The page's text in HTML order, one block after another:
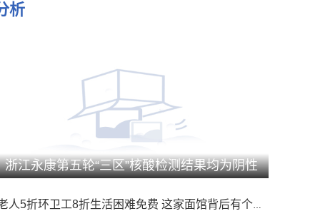
析
浙江永康第五轮“三区”核酸检测结果均为阴性
人5折环卫工8折生活困难免费 这家面馆背后有个暖心事